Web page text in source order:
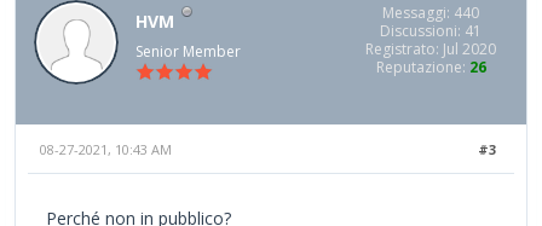
HVM
Senior Member
Messaggi: 440
Discussioni: 41
Registrato: Jul 2020
Reputazione: 26
#3
08-27-2021, 10:43 AM
Perché non in pubblico?